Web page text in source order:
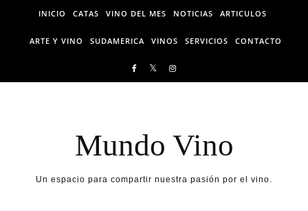
Skip to content
INICIO CATAS VINO DEL MES NOTICIAS ARTICULOS
ARTE Y VINO SUDAMERICA VINOS SERVICIOS CONTACTO
Mundo Vino
Un espacio para compartir nuestra pasión por el vino.